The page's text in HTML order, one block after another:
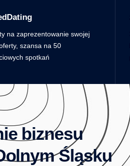
na zaprezentowanie swojej
szansa na 50
spotkań
biznesu
Śląsku